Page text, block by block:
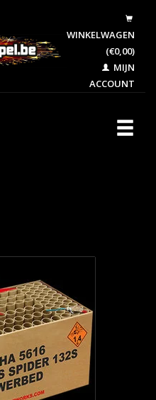
WINKELWAGEN
(€0,00)
MIJN
ACCOUNT